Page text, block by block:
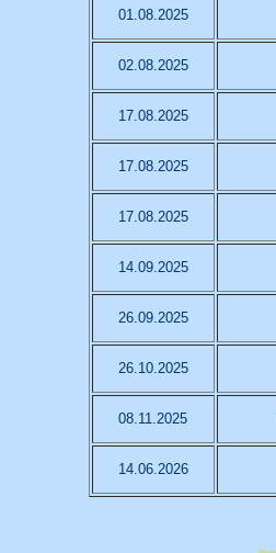
01.08.2025
02.08.2025
17.08.2025
17.08.2025
17.08.2025
14.09.2025
26.09.2025
26.10.2025
08.11.2025
14.06.2026